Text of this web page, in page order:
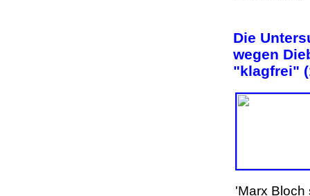
Die
wegen
"klagfrei"
'Marx Bloch